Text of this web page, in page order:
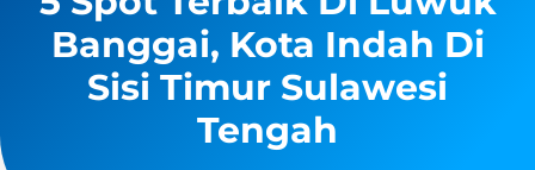
Banggai, Kota Indah Di
Sisi Timur Sulawesi
Tengah